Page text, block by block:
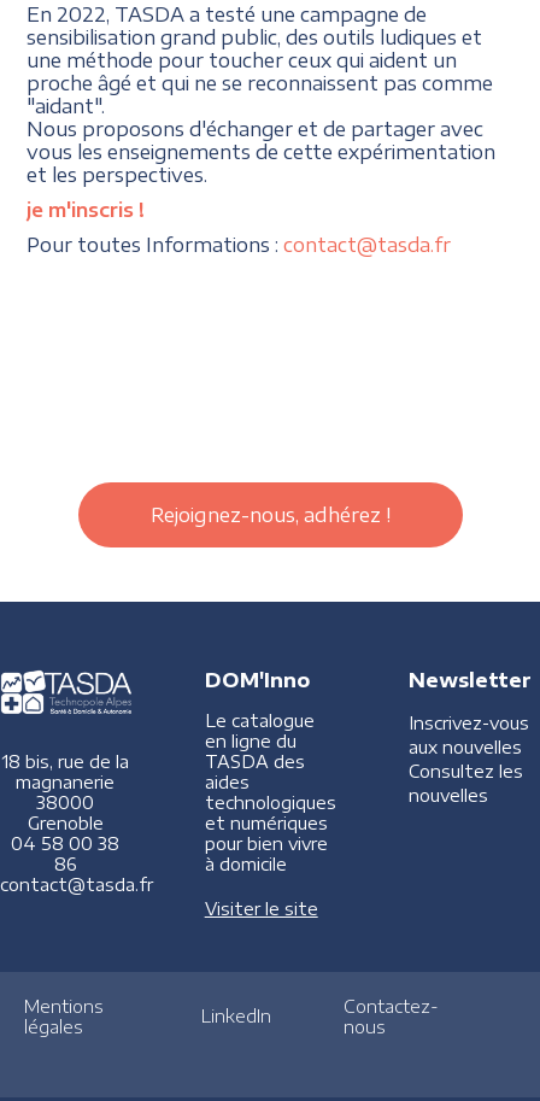
En 2022, TASDA a testé une campagne de
sensibilisation grand public, des outils ludiques et
une méthode pour toucher ceux qui aident un
proche âgé et qui ne se reconnaissent pas comme
"aidant".
Nous proposons d'échanger et de partager avec
vous les enseignements de cette expérimentation
et les perspectives.
je m'inscris !
Pour toutes Informations :contact@tasda.fr
Rejoignez-nous, adhérez !
18 bis, rue de la
magnanerie
38000
Grenoble
04 58 00 38
86
contact@tasda.fr
DOM'Inno
Le catalogue
en ligne du
TASDA des
aides
technologiques
et numériques
pour bien vivre
à domicile
Visiter le site
Newsletter
Inscrivez-vous
aux nouvelles
Consultez les
nouvelles
Mentions
légales
LinkedIn
Contactez-
nous